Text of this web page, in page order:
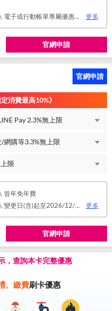
次年年費：3000元(有條件免年費), 電子或行動帳單專屬優惠： 申請信用卡電子或行動對帳單且取消實體帳單，於電子/行動帳單申請期間，正、附卡皆享免年費之優惠。 年度消費減免辦法： 第2年起，以收取年費當年前12個月累計消費滿NT$150,000或不限金額消費12次，即免收次年年費。 年費：正卡NT$3,000、附卡NT$1,500，附卡6張(含)以內免年費。
更多
官網申請
官網申請
消費最高10%》
Pay 2.3%無上限
網購等3.3%無上限
限
首年免年費
次年年費：4500元(有條件免年費), 變更日(含)起至2026/12/31止，符合原卡別之免年費消費條件 或 使用台新信用卡數位帳單(包含電子/行動帳單)且生效，即享免年費優惠。
更多
官網申請
，查詢本卡完整優惠
、繳費刷卡優惠